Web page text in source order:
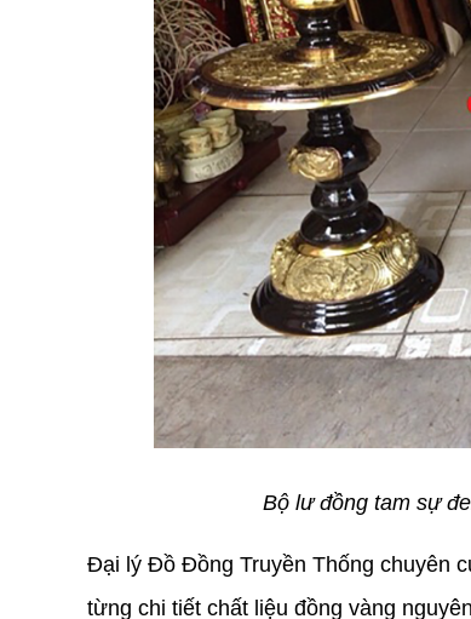
Bộ lư đồng tam sự
Đại lý Đồ Đồng Truyền Thống chuyên
từng chi tiết chất liệu đồng vàng